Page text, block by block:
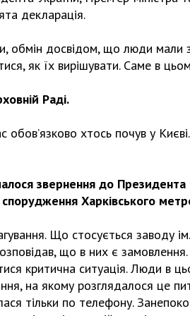
декларація.
обмін досвідом, що люди мали
як їх вирішувати. Саме в
Раді.
хтось почув у
звернення до Президента
Харківського
Що стосується заводу
що в них є
критична ситуація. Люди в
на якому розглядалося це
тільки по телефону.